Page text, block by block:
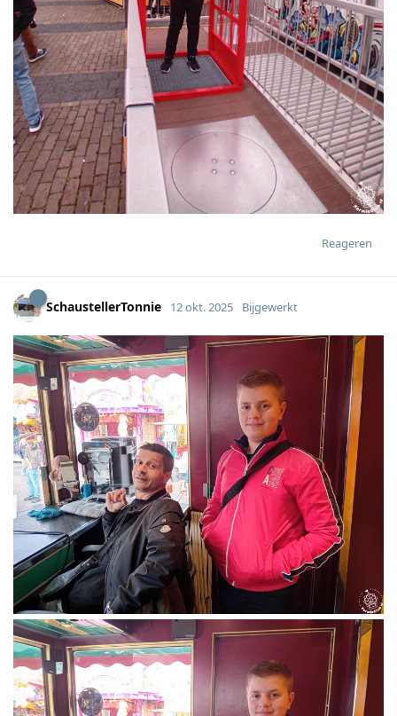
Reageren
SchaustellerTonnie 12 okt. 2025 Bijgewerkt